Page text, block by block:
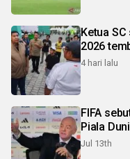
Ketua
2026
4 hari lalu
FIFA
Piala
Jul 13th